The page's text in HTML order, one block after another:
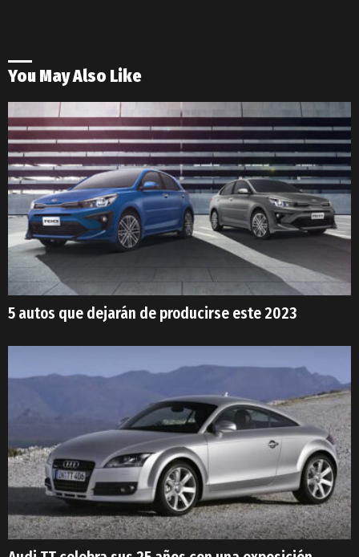
You May Also Like
5 autos que dejarán de producirse este 2023